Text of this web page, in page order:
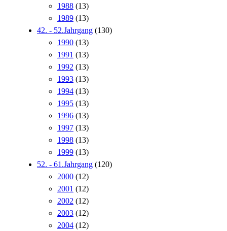
1988 (13)
1989 (13)
42. - 52.Jahrgang (130)
1990 (13)
1991 (13)
1992 (13)
1993 (13)
1994 (13)
1995 (13)
1996 (13)
1997 (13)
1998 (13)
1999 (13)
52. - 61.Jahrgang (120)
2000 (12)
2001 (12)
2002 (12)
2003 (12)
2004 (12)